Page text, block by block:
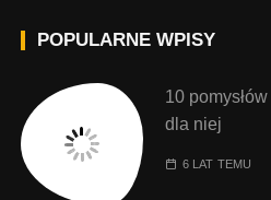
POPULARNE WPISY
10
dla niej
6 LAT TEMU